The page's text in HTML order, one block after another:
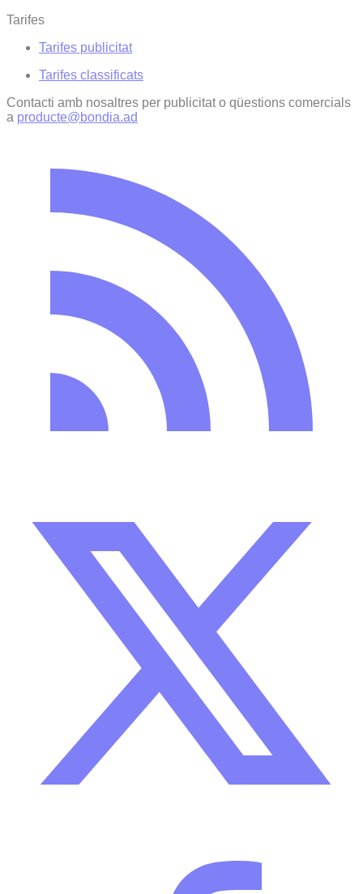
Tarifes
Tarifes publicitat
Tarifes classificats
Contacti amb nosaltres per publicitat o qüestions comercials
a producte@bondia.ad